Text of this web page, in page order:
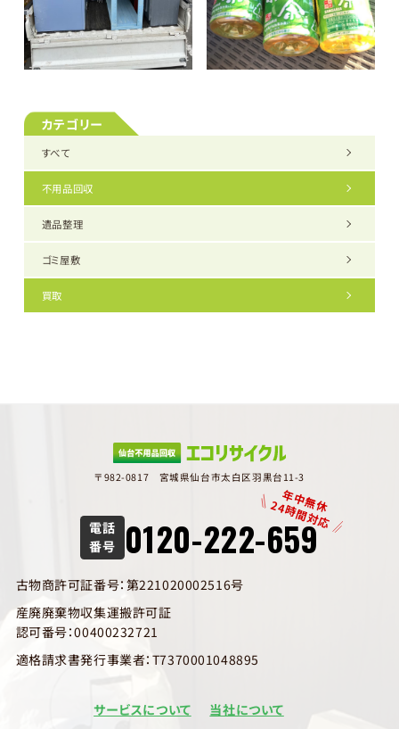
カテゴリー
すべて
不用品回収
遺品整理
ゴミ屋敷
買取
〒982-0817 宮城県仙台市太白区羽黒台11-3
電話
番号
0120-222-659
年中無休
24時間対応
古物商許可証番号：第221020002516号
産廃廃棄物収集運搬許可証
認可番号：00400232721
適格請求書発行事業者：T7370001048895
サービスについて 当社について